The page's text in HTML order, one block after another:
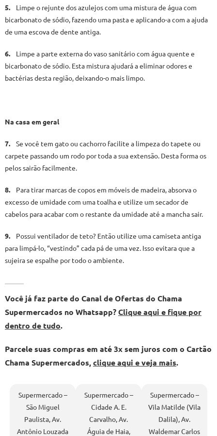
5. Limpe o rejunte dos azulejos com uma mistura de água com
bicarbonato de sódio, fazendo uma pasta e aplicando-a com a ajuda
de uma escova de dente antiga.
6. Limpe a parte externa do vaso sanitário com água quente e
bicarbonato de sódio. Esta mistura ajudará a eliminar odores e
bactérias desta região, deixando-o mais limpo.
Na casa em geral
7. Se você tem gato ou cachorro facilite a limpeza do tapete ou
carpete passando um rodo por toda a sua extensão. Desta forma os
pelos sairão facilmente.
8. Para tirar marcas de copos em móveis de madeira, absorva o
excesso de umidade com uma toalha e utilize um secador de
cabelos para acabar com o restante da umidade até a mancha sair.
9. Possui ventilador de teto? Então utilize uma camiseta antiga
para limpá-lo, “vestindo” cada pá de uma vez. Isso evitara que a
sujeira se espalhe por todo o ambiente.
Você já faz parte do Canal de Ofertas do Chama
Supermercados no Whatsapp?Clique aqui e fique por
dentro de tudo.
Parcele suas compras em até 3x sem juros com o Cartão
Chama Supermercados,clique aqui e veja mais.
Supermercado –
São Miguel
Paulista, Av.
Antônio Louzada
Supermercado –
Cidade A. E.
Carvalho, Av.
Águia de Haia,
Supermercado –
Vila Matilde (Vila
Dalila), Av.
Waldemar Carlos